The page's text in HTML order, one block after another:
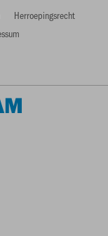
Herroepingsrecht